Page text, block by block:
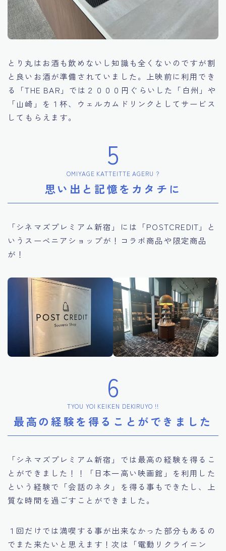
とり丸はお酒も飲めないし知識も全くないのですが割
と良いお酒が準備されていました。上映前に利用でき
る「THE BAR」では２０００円ぐらいした「白州」や
「山崎」を１杯、ウェルカムドリンクとしてサービス
してもらえます。
5
OMIYAGE KATTEITTE AGERU ?
思い出と記憶をカタチに
「シネマズプレミアム新宿」には「POSTCREDIT」と
いうスーベニアショップが！コラボ商品や限定商品
が！
6
TYOU YOI KEIKEN DEKIRUYO !!
最高の経験を得ることができました
「シネマズプレミアム新宿」では最高の経験を得るこ
とができました！！「日本一高い映画館」を利用した
という経験で「会話のネタ」を得る事もできたし、上
質な時間を過ごすことができました。
１回だけでは満喫する事が出来なかった部分もあるの
でまた来たいと思えます！次は「電動リクライニン